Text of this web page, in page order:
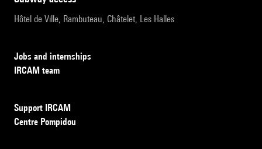
Hôtel de Ville, Rambuteau, Châtelet, Les Halles
Jobs and internships
IRCAM team
Support IRCAM
Centre Pompidou